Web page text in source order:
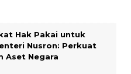
Hak Pakai untuk
Nusron: Perkuat
Aset Negara